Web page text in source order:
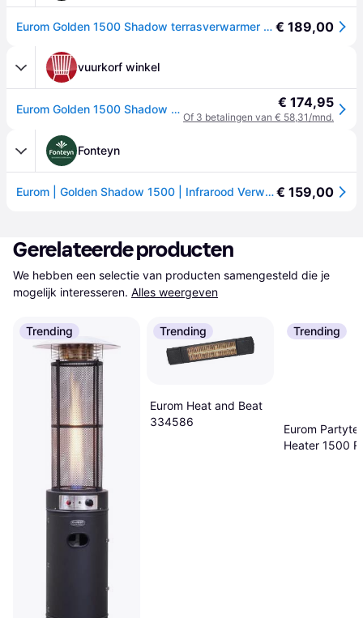
Eurom Golden 1500 Shadow terrasverwarmer - heater 60,7x13,2 cm € 189,00
vuurkorf winkel
Eurom Golden 1500 Shadow (carbon) € 174,95
Of 3 betalingen van € 58,31/mnd.
Fonteyn
Eurom | Golden Shadow 1500 | Infrarood Verwarming€ 159,00
Gerelateerde producten
We hebben een selectie van producten samengesteld die je
mogelijk interesseren. Alles weergeven
Trending Trending
Eurom Heat and Beat
334586
Trending
Eurom
Heater 1500